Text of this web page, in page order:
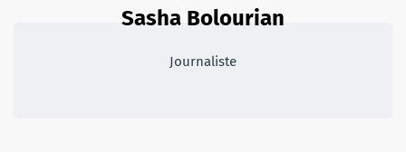
Sasha Bolourian
Journaliste